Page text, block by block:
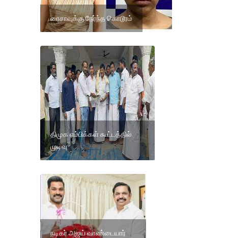
ரைசாவுக்கு நேர்ந்த கொடூரம்
திமுக எம்பிக்கள் கூட்டத்தில்
முடிவு
நடிகர் அஜய் வாண்டையார்